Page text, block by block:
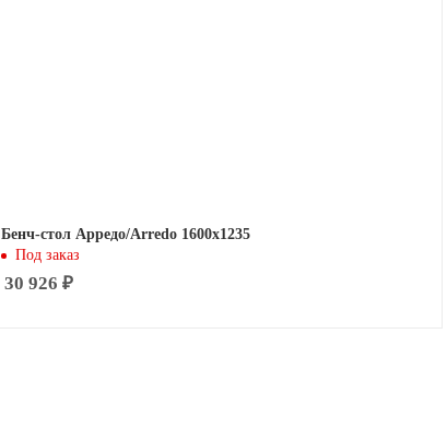
Бенч-стол Арредо/Arredo 1600х1235
Под заказ
30 926 ₽